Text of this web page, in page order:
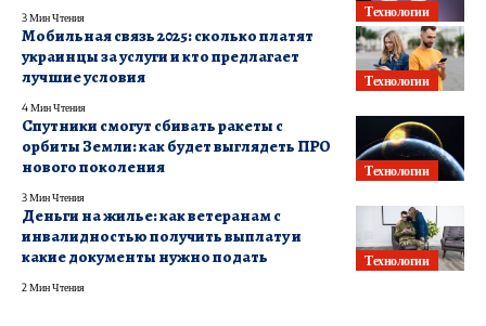
Технологии
3 Мин Чтения
Технологии
Мобильная связь 2025: сколько платят
украинцы за услуги и кто предлагает
лучшие условия
4 Мин Чтения
Технологии
Спутники смогут сбивать ракеты с
орбиты Земли: как будет выглядеть ПРО
нового поколения
3 Мин Чтения
Технологии
Деньги на жилье: как ветеранам с
инвалидностью получить выплату и
какие документы нужно подать
2 Мин Чтения